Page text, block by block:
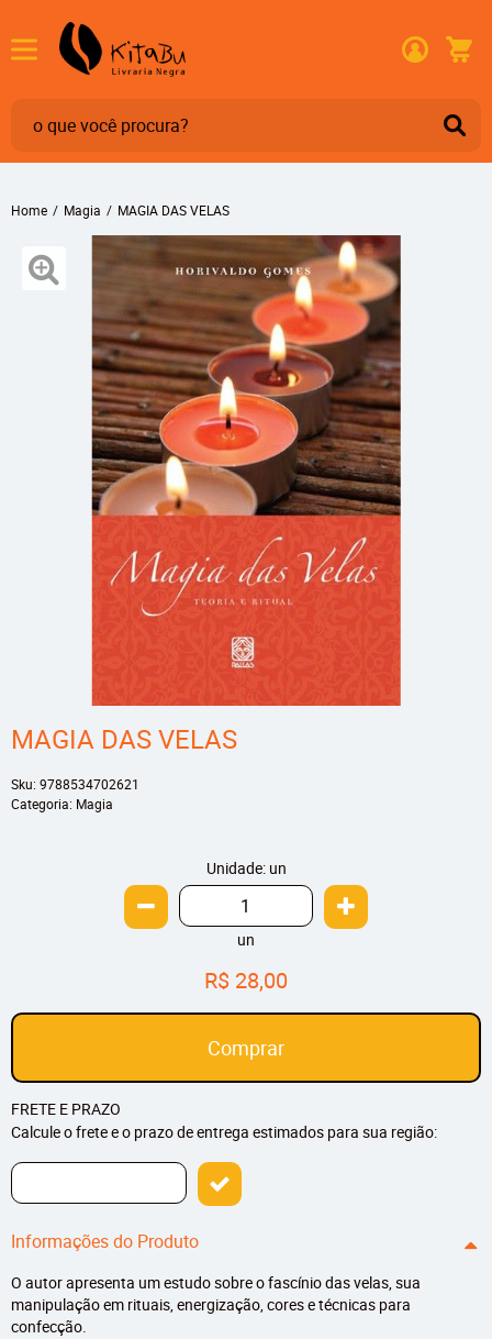
Home Magia MAGIA DAS VELAS
MAGIA DAS VELAS
Sku: 9788534702621
Categoria: Magia
Unidade: un
un
R$ 28,00
Comprar
FRETE E PRAZO
Calcule o frete e o prazo de entrega estimados para sua região:
Informações do Produto
O autor apresenta um estudo sobre o fascínio das velas, sua
manipulação em rituais, energização, cores e técnicas para
confecção.